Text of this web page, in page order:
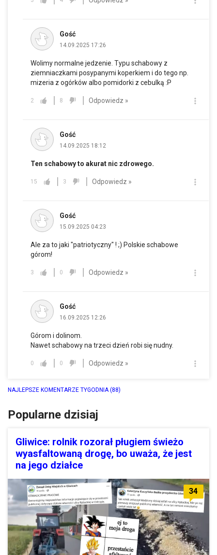
Gość
14.09.2025 17:26
Wolimy normalne jedzenie. Typu schabowy z
ziemniaczkami posypanymi koperkiem i do tego np.
mizeria z ogórków albo pomidorki z cebulką :P
2 8 Odpowiedz »
Gość
14.09.2025 18:12
Ten schabowy to akurat nic zdrowego.
15 3 Odpowiedz »
Gość
15.09.2025 04:23
Ale za to jaki "patriotyczny" ! ;) Polskie schabowe
górom!
3 0 Odpowiedz »
Gość
16.09.2025 12:26
Górom i dolinom.
Nawet schabowy na trzeci dzień robi się nudny.
0 0 Odpowiedz »
NAJLEPSZE KOMENTARZE TYGODNIA(88)
Popularne dzisiaj
Gliwice: rolnik rozorał pługiem świeżo
wyasfaltowaną drogę, bo uważa, że jest
na jego działce
34